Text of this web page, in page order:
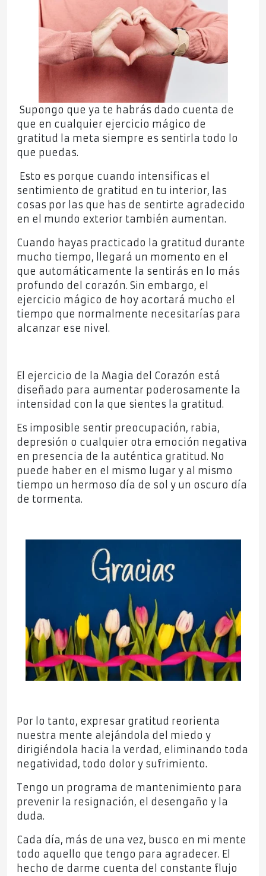
Supongo que ya te habrás dado cuenta de
que en cualquier ejercicio mágico de
gratitud la meta siempre es sentirla todo lo
que puedas.
Esto es porque cuando intensificas el
sentimiento de gratitud en tu interior, las
cosas por las que has de sentirte agradecido
en el mundo exterior también aumentan.
Cuando hayas practicado la gratitud durante
mucho tiempo, llegará un momento en el
que automáticamente la sentirás en lo más
profundo del corazón. Sin embargo, el
ejercicio mágico de hoy acortará mucho el
tiempo que normalmente necesitarías para
alcanzar ese nivel.
El ejercicio de la Magia del Corazón está
diseñado para aumentar poderosamente la
intensidad con la que sientes la gratitud.
Es imposible sentir preocupación, rabia,
depresión o cualquier otra emoción negativa
en presencia de la auténtica gratitud. No
puede haber en el mismo lugar y al mismo
tiempo un hermoso día de sol y un oscuro día
de tormenta.
Por lo tanto, expresar gratitud reorienta
nuestra mente alejándola del miedo y
dirigiéndola hacia la verdad, eliminando toda
negatividad, todo dolor y sufrimiento.
Tengo un programa de mantenimiento para
prevenir la resignación, el desengaño y la
duda.
Cada día, más de una vez, busco en mi mente
todo aquello que tengo para agradecer. El
hecho de darme cuenta del constante flujo